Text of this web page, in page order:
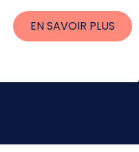
EN SAVOIR PLUS